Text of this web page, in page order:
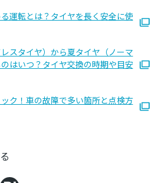
運転とは？タイヤを長く安全に使
スタイヤ）から夏タイヤ（ノーマ
はいつ？タイヤ交換の時期や目安
ク！車の故障で多い箇所と点検方